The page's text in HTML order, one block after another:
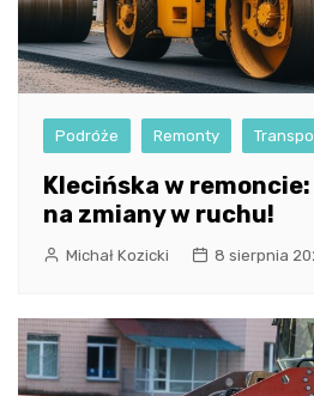
Podróże Remonty
Klecińska w
na zmiany w ruchu!
Michał Kozicki 8 sierpnia